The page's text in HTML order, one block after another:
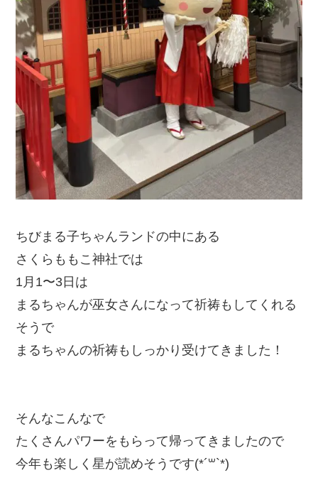
ちびまる子ちゃんランドの中にある
さくらももこ神社では
1月1〜3日は
まるちゃんが巫女さんになって祈祷もしてくれる
そうで
まるちゃんの祈祷もしっかり受けてきました！
そんなこんなで
たくさんパワーをもらって帰ってきましたので
今年も楽しく星が読めそうです(*´꒳`*)